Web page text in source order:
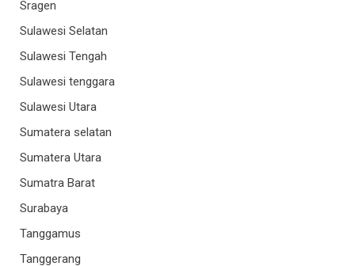
Sragen
Sulawesi Selatan
Sulawesi Tengah
Sulawesi tenggara
Sulawesi Utara
Sumatera selatan
Sumatera Utara
Sumatra Barat
Surabaya
Tanggamus
Tanggerang